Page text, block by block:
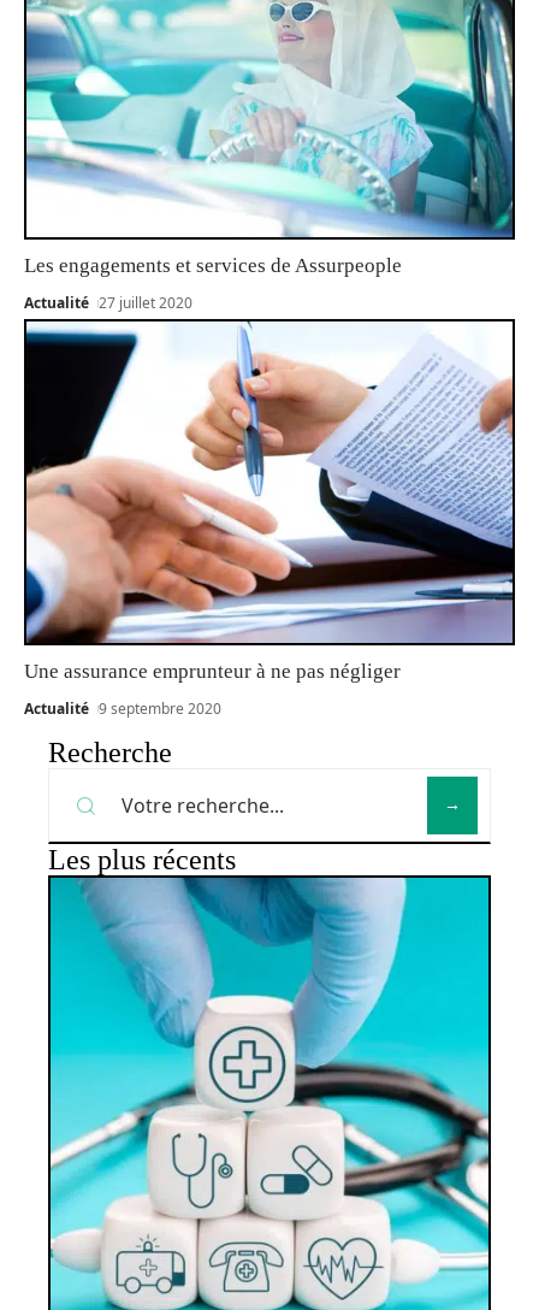
Les engagements et services de Assurpeople
Actualité 27 juillet 2020
Une assurance emprunteur à ne pas négliger
Actualité 9 septembre 2020
Recherche
Les plus récents